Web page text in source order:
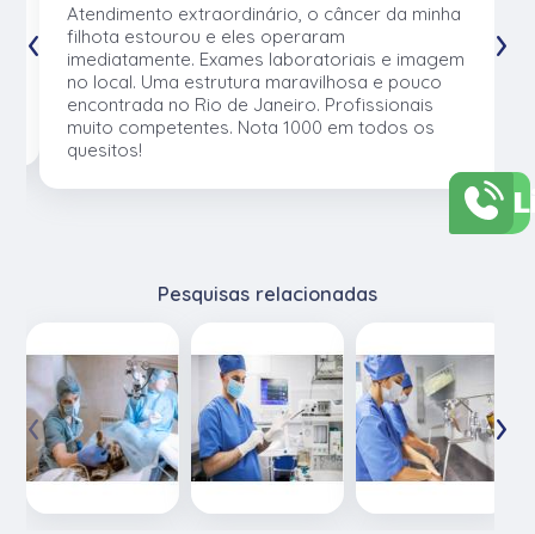
Atendimento extraordinário, o câncer da minha
filhota estourou e eles operaram
imediatamente. Exames laboratoriais e imagem
no local. Uma estrutura maravilhosa e pouco
encontrada no Rio de Janeiro. Profissionais
muito competentes. Nota 1000 em todos os
quesitos!
‹ ›
Pesquisas relacionadas
‹ ›